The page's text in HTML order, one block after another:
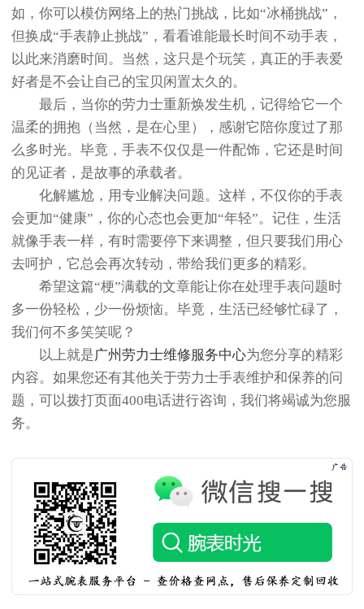
如，你可以模仿网络上的热门挑战，比如“冰桶挑战”，
但换成“手表静止挑战”，看看谁能最长时间不动手表，
以此来消磨时间。当然，这只是个玩笑，真正的手表爱
好者是不会让自己的宝贝闲置太久的。
最后，当你的劳力士重新焕发生机，记得给它一个
温柔的拥抱（当然，是在心里），感谢它陪你度过了那
么多时光。毕竟，手表不仅仅是一件配饰，它还是时间
的见证者，是故事的承载者。
化解尴尬，用专业解决问题。这样，不仅你的手表
会更加“健康”，你的心态也会更加“年轻”。记住，生活
就像手表一样，有时需要停下来调整，但只要我们用心
去呵护，它总会再次转动，带给我们更多的精彩。
希望这篇“梗”满载的文章能让你在处理手表问题时
多一份轻松，少一份烦恼。毕竟，生活已经够忙碌了，
我们何不多笑笑呢？
以上就是广州劳力士维修服务中心为您分享的精彩
内容。如果您还有其他关于劳力士手表维护和保养的问
题，可以拨打页面400电话进行咨询，我们将竭诚为您服
务。